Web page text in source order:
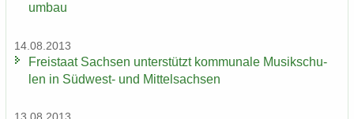
um­bau
14.08.2013
Frei­staat Sach­sen un­ter­stützt kom­mu­na­le Mu­sik­schu­
len in Südwest-​ und Mit­tel­sach­sen